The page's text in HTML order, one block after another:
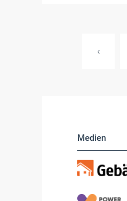
‹
Medien